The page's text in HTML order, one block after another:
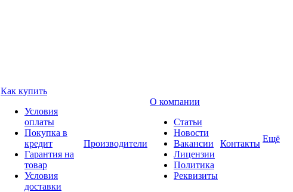
Как купить
Условия
оплаты
Покупка в
кредит
Гарантия на
товар
Условия
доставки
Производители
О компании
Статьи
Новости
Вакансии
Лицензии
Политика
Реквизиты
Контакты Ещё